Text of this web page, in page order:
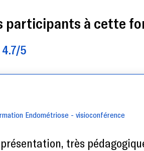
participants à cette
5
Endométriose - visioconférence
très